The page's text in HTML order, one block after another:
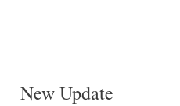
New Update